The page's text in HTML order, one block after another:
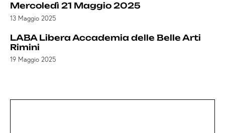
Mercoledì 21 Maggio 2025
13 Maggio 2025
LABA Libera Accademia delle Belle Arti
Rimini
19 Maggio 2025